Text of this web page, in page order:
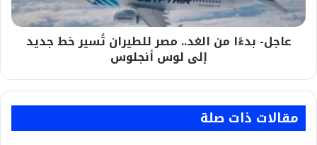
خط
جديد
عاجل- بدءًا من الغد.. مصر للطيران تُسير خط جديد
إلى لوس أنجلوس
مقالات ذات صلة